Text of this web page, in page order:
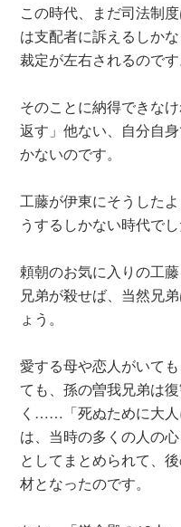
この時代、まだ司法制
は支配者に訴えるしか
裁定が左右されるのです
そのことに納得できな
返す」他ない、自分自
かないのです。
工藤が伊東にそうした
うするしかない時代でし
頼朝のお気に入りの工
兄弟が殺せば、当然兄
ょう。
愛する母や恋人がいて
ても、孫の曽我兄弟は
く……「死ぬために大人
は、当時の多くの人の
としてまとめられて、
材となったのです。